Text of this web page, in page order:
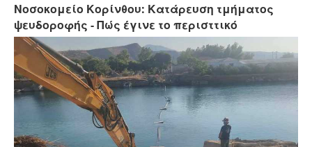
Νοσοκομείο Κορίνθου: Κατάρευση τμήματος
ψευδοροφής - Πώς έγινε το περισττικό